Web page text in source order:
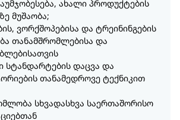
ახალი პროდუქტების
მუშაობა;
ვორქშოპებისა და ტრეინინგების
თანამშრომლებისა და
სტანდარტების დაცვა და
თანამედროვე ტექნიკით
სხვადასხვა საერთაშორისო